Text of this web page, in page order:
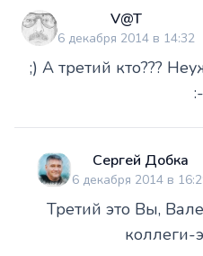
V@T
6 декабря 2014 в 14:32
;) А третий кто???
Сергей Добка
6 декабря 2014 в
Третий это Вы,
коллеги-